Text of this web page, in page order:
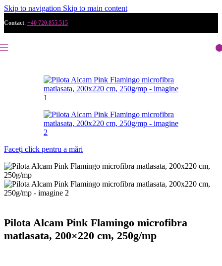
Skip to navigation Skip to main content
Contact: +40 720.855.515
Faceți click pentru a mări
Pilota Alcam Pink Flamingo microfibra
matlasata, 200×220 cm, 250g/mp